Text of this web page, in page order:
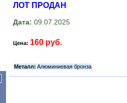
ЛОТ ПРОДАН
Дата: 09.07.2025
Цена: 160 руб.
Металл: Алюминиевая бронза